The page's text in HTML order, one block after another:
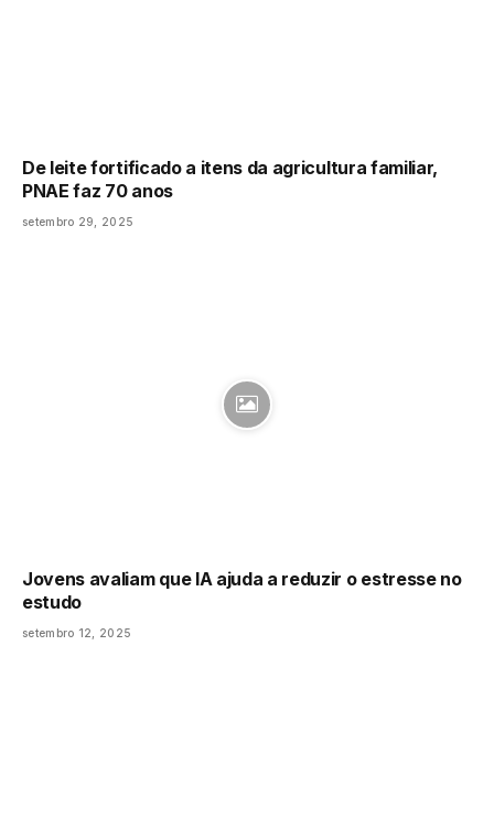
De leite fortificado a itens da agricultura familiar,
PNAE faz 70 anos
setembro 29, 2025
Jovens avaliam que IA ajuda a reduzir o estresse no
estudo
setembro 12, 2025